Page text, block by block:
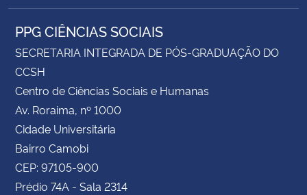
Advocacia-Geral da União
PPG CIÊNCIAS SOCIAIS
SECRETARIA INTEGRADA DE PÓS-GRADUAÇÃO DO
CCSH
Centro de Ciências Sociais e Humanas
Av. Roraima, nº 1000
Cidade Universitária
Bairro Camobi
CEP: 97105-900
Prédio 74A - Sala 2314